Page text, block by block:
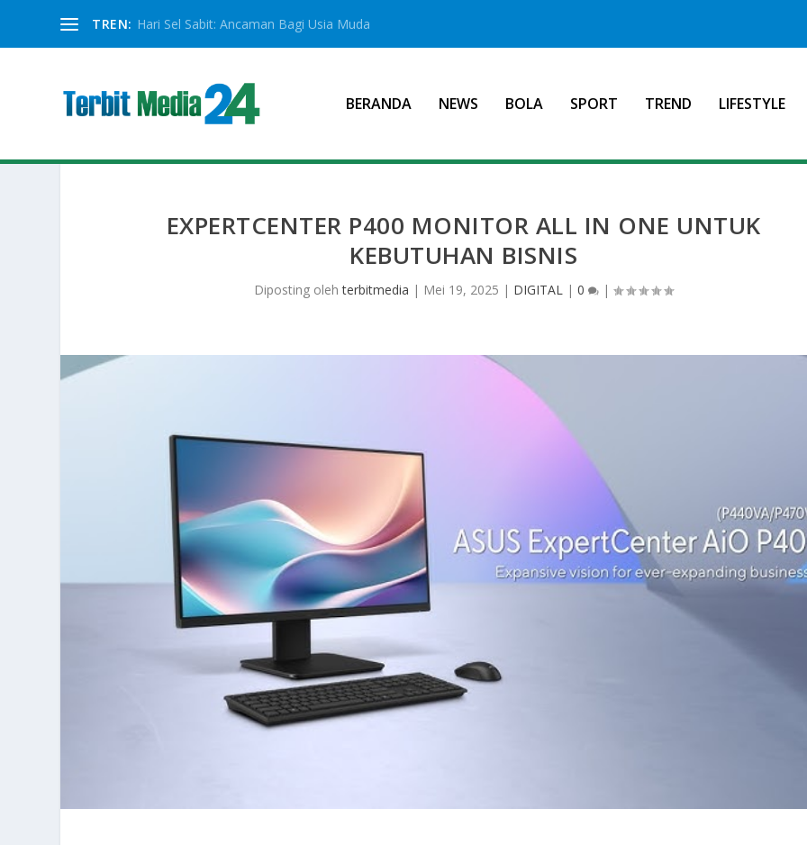
TREN: Hari Sel Sabit: Ancaman Bagi Usia Muda
BERANDA NEWS BOLA SPORT TREND LIFESTYLE
EXPERTCENTER P400 MONITOR ALL IN ONE UNTUK
KEBUTUHAN BISNIS
Diposting olehterbitmedia | Mei 19, 2025 | DIGITAL |0 |